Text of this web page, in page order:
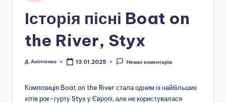
Історія пісні Boat on
the River, Styx
Опубліковано
Д. Аніпченко 13.01.2025 Немає коментарів
Композиція Boat on the River стала одним із найбільших
хітів рок-гурту Styx у Європі, але не користувалася